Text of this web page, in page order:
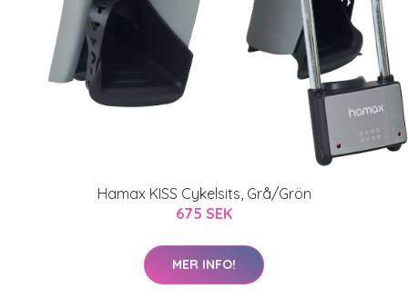
Hamax KISS Cykelsits, Grå/Grön
675 SEK
MER INFO!